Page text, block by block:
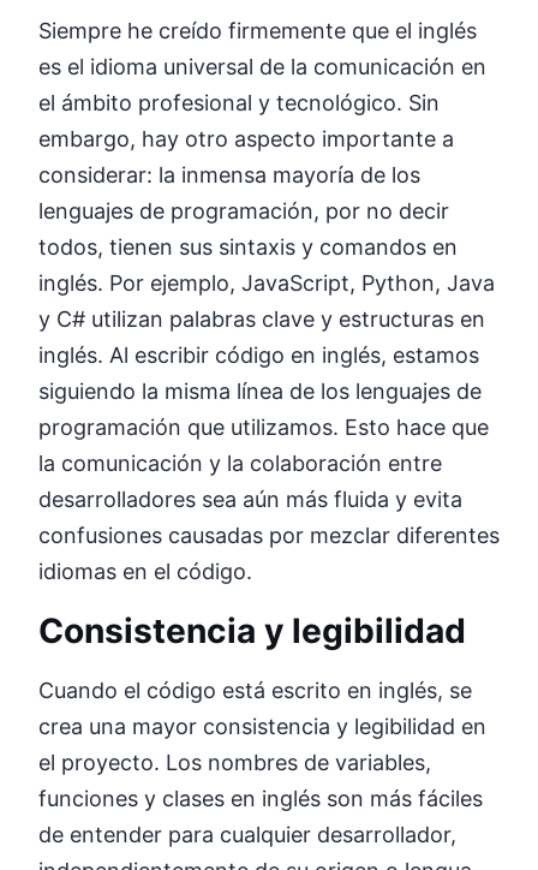
Siempre he creído firmemente que el inglés
es el idioma universal de la comunicación en
el ámbito profesional y tecnológico. Sin
embargo, hay otro aspecto importante a
considerar: la inmensa mayoría de los
lenguajes de programación, por no decir
todos, tienen sus sintaxis y comandos en
inglés. Por ejemplo, JavaScript, Python, Java
y C# utilizan palabras clave y estructuras en
inglés. Al escribir código en inglés, estamos
siguiendo la misma línea de los lenguajes de
programación que utilizamos. Esto hace que
la comunicación y la colaboración entre
desarrolladores sea aún más fluida y evita
confusiones causadas por mezclar diferentes
idiomas en el código.
Consistencia y legibilidad
Cuando el código está escrito en inglés, se
crea una mayor consistencia y legibilidad en
el proyecto. Los nombres de variables,
funciones y clases en inglés son más fáciles
de entender para cualquier desarrollador,